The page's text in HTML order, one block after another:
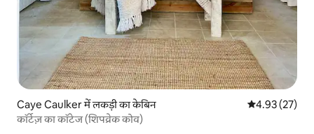
Caye Caulker में लकड़ी का केबिन औसत रेटिंग 5 में
4.93 (27)
कॉर्टेज़ का कॉटेज (शिपव्रेक कोव)